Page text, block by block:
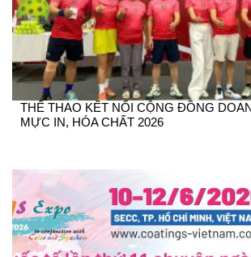
THỂ THAO KẾT NỐI CỘNG ĐỒNG
MỰC IN, HÓA CHẤT 2026